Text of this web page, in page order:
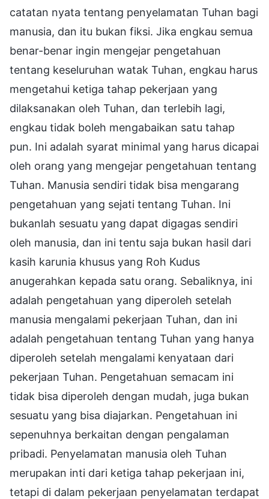
catatan nyata tentang penyelamatan Tuhan bagi
manusia, dan itu bukan fiksi. Jika engkau semua
benar-benar ingin mengejar pengetahuan
tentang keseluruhan watak Tuhan, engkau harus
mengetahui ketiga tahap pekerjaan yang
dilaksanakan oleh Tuhan, dan terlebih lagi,
engkau tidak boleh mengabaikan satu tahap
pun. Ini adalah syarat minimal yang harus dicapai
oleh orang yang mengejar pengetahuan tentang
Tuhan. Manusia sendiri tidak bisa mengarang
pengetahuan yang sejati tentang Tuhan. Ini
bukanlah sesuatu yang dapat digagas sendiri
oleh manusia, dan ini tentu saja bukan hasil dari
kasih karunia khusus yang Roh Kudus
anugerahkan kepada satu orang. Sebaliknya, ini
adalah pengetahuan yang diperoleh setelah
manusia mengalami pekerjaan Tuhan, dan ini
adalah pengetahuan tentang Tuhan yang hanya
diperoleh setelah mengalami kenyataan dari
pekerjaan Tuhan. Pengetahuan semacam ini
tidak bisa diperoleh dengan mudah, juga bukan
sesuatu yang bisa diajarkan. Pengetahuan ini
sepenuhnya berkaitan dengan pengalaman
pribadi. Penyelamatan manusia oleh Tuhan
merupakan inti dari ketiga tahap pekerjaan ini,
tetapi di dalam pekerjaan penyelamatan terdapat